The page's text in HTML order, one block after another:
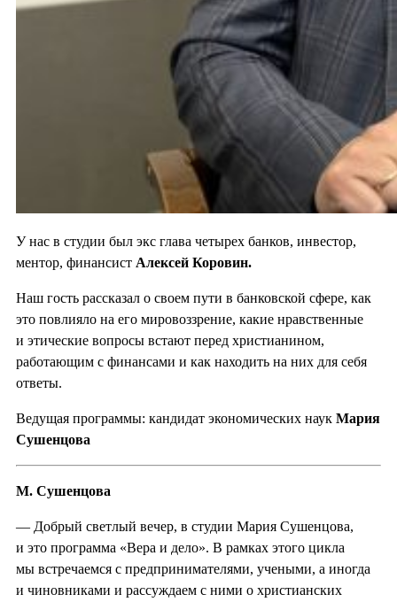
У нас в студии был экс глава четырех банков, инвестор,
ментор, финансист Алексей Коровин.
Наш гость рассказал о своем пути в банковской сфере, как
это повлияло на его мировоззрение, какие нравственные
и этические вопросы встают перед христианином,
работающим с финансами и как находить на них для себя
ответы.
Ведущая программы: кандидат экономических наук Мария
Сушенцова
М. Сушенцова
— Добрый светлый вечер, в студии Мария Сушенцова,
и это программа «Вера и дело». В рамках этого цикла
мы встречаемся с предпринимателями, учеными, а иногда
и чиновниками и рассуждаем с ними о христианских